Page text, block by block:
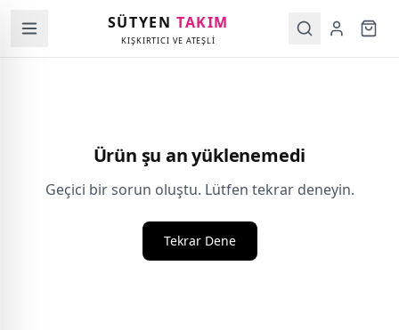
SÜTYENTAKIM
KIŞKIRTICI VE ATEŞLİ
Ürün şu an yüklenemedi
Geçici bir sorun oluştu. Lütfen tekrar deneyin.
Tekrar Dene